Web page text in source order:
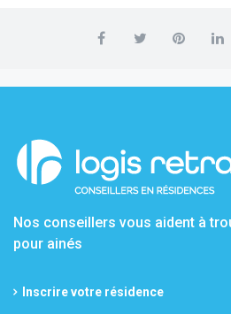
Nos conseillers vous aident à
pour ainés
Inscrire votre résidence